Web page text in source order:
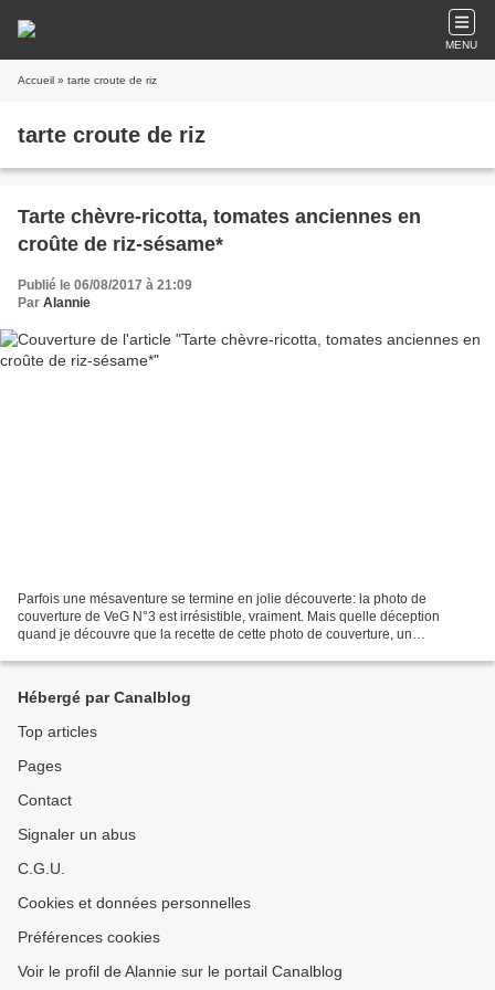
MENU
Accueil » tarte croute de riz
tarte croute de riz
Tarte chèvre-ricotta, tomates anciennes en
croûte de riz-sésame*
Publié le 06/08/2017 à 21:09
Par Alannie
Parfois une mésaventure se termine en jolie découverte: la photo de
couverture de VeG N°3 est irrésistible, vraiment. Mais quelle déception
quand je découvre que la recette de cette photo de couverture, un
Hébergé par Canalblog
Top articles
Pages
Contact
Signaler un abus
C.G.U.
Cookies et données personnelles
Préférences cookies
Voir le profil de Alannie sur le portail Canalblog